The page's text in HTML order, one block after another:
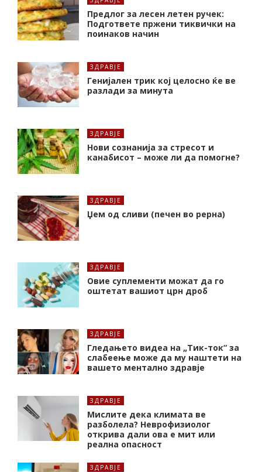
Предлог за лесен летен ручек:
Подгответе пржени тиквички на
поинаков начин
ЗДРАВЈЕ
Генијален трик кој целосно ќе ве
разлади за минута
ЗДРАВЈЕ
Нови сознанија за стресот и
канабисот – може ли да помогне?
ЗДРАВЈЕ
Џем од сливи (печен во рерна)
ЗДРАВЈЕ
Oвие суплементи можат да го
оштетат вашиот црн дроб
ЗДРАВЈЕ
Гледањето видеа на „Тик-ток“ за
слабеење може да му наштети на
вашето ментално здравје
ЗДРАВЈЕ
Мислите дека климата ве
разболела? Неврофизиолог
открива дали ова е мит или
реална опасност
ЗДРАВЈЕ